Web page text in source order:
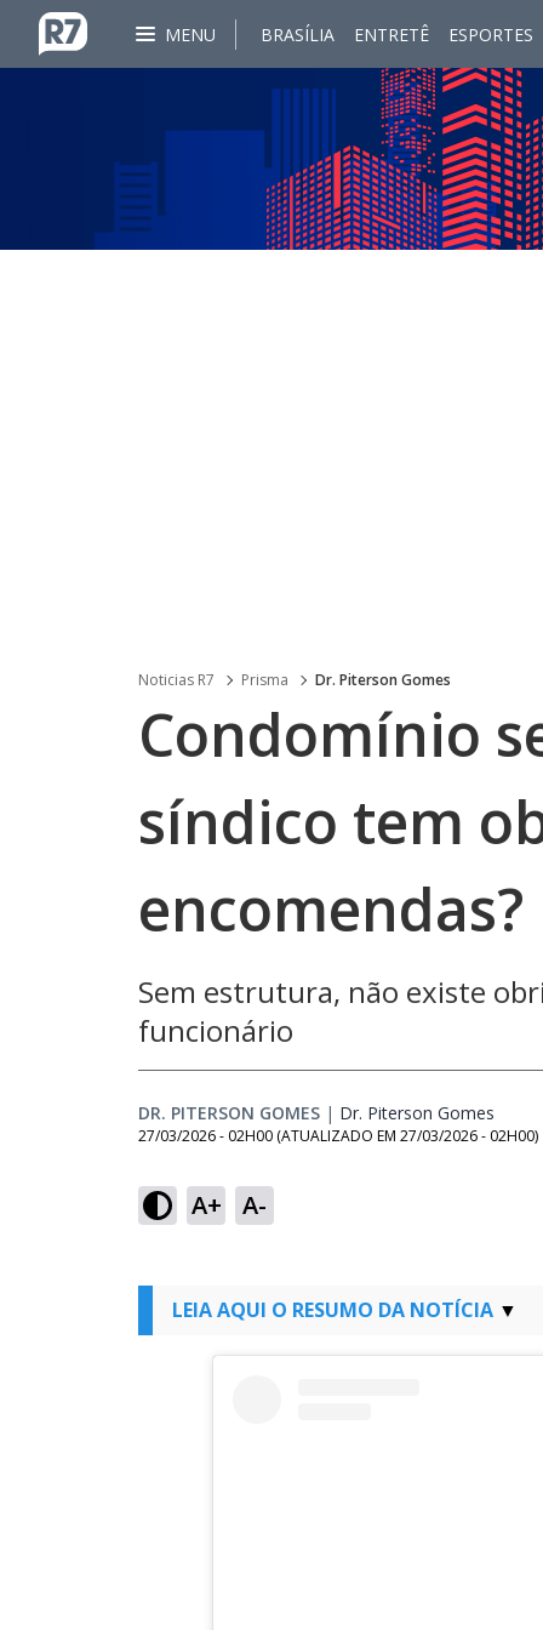
MENU BRASÍLIA ENTRETÊ ESPORTES
Noticias R7 Prisma Dr. Piterson Gomes
Condomínio
síndico tem
encomendas?
Sem estrutura, não existe
funcionário
DR. PITERSON GOMES | Dr. Piterson Gomes
27/03/2026 - 02H00 (ATUALIZADO EM 27/03/2026 - 02H00)
A+ A-
LEIA AQUI O RESUMO DA NOTÍCIA